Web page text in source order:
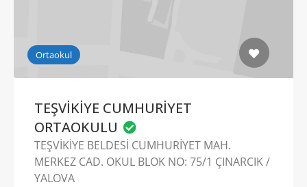
Ortaokul
TEŞVİKİYE CUMHURİYET
ORTAOKULU
TEŞVİKİYE BELDESİ CUMHURİYET MAH.
MERKEZ CAD. OKUL BLOK NO: 75/1 ÇINARCIK /
YALOVA